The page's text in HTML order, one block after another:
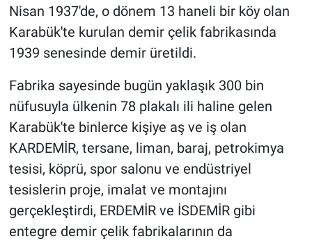
Nisan 1937'de, o dönem 13 haneli bir köy olan
Karabük'te kurulan demir çelik fabrikasında
1939 senesinde demir üretildi.
Fabrika sayesinde bugün yaklaşık 300 bin
nüfusuyla ülkenin 78 plakalı ili haline gelen
Karabük'te binlerce kişiye aş ve iş olan
KARDEMİR, tersane, liman, baraj, petrokimya
tesisi, köprü, spor salonu ve endüstriyel
tesislerin proje, imalat ve montajını
gerçekleştirdi, ERDEMİR ve İSDEMİR gibi
entegre demir çelik fabrikalarının da